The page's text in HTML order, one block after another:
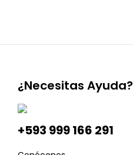
¿Necesitas Ayuda?
+593 999 166 291